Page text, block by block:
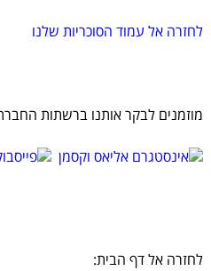
לחזרה אל עמוד הסוכריות שלנו
מוזמנים לבקר אותנו ברשתות
לחזרה אל דף הבית: